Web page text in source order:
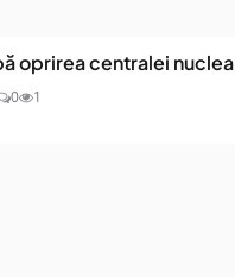
oprirea centralei
0 1